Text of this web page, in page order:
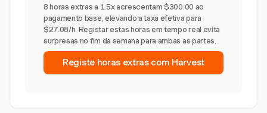
8 horas extras a 1.5x acrescentam $300.00 ao
pagamento base, elevando a taxa efetiva para
$27.08/h. Registar estas horas em tempo real evita
surpresas no fim da semana para ambas as partes.
Registe horas extras com Harvest